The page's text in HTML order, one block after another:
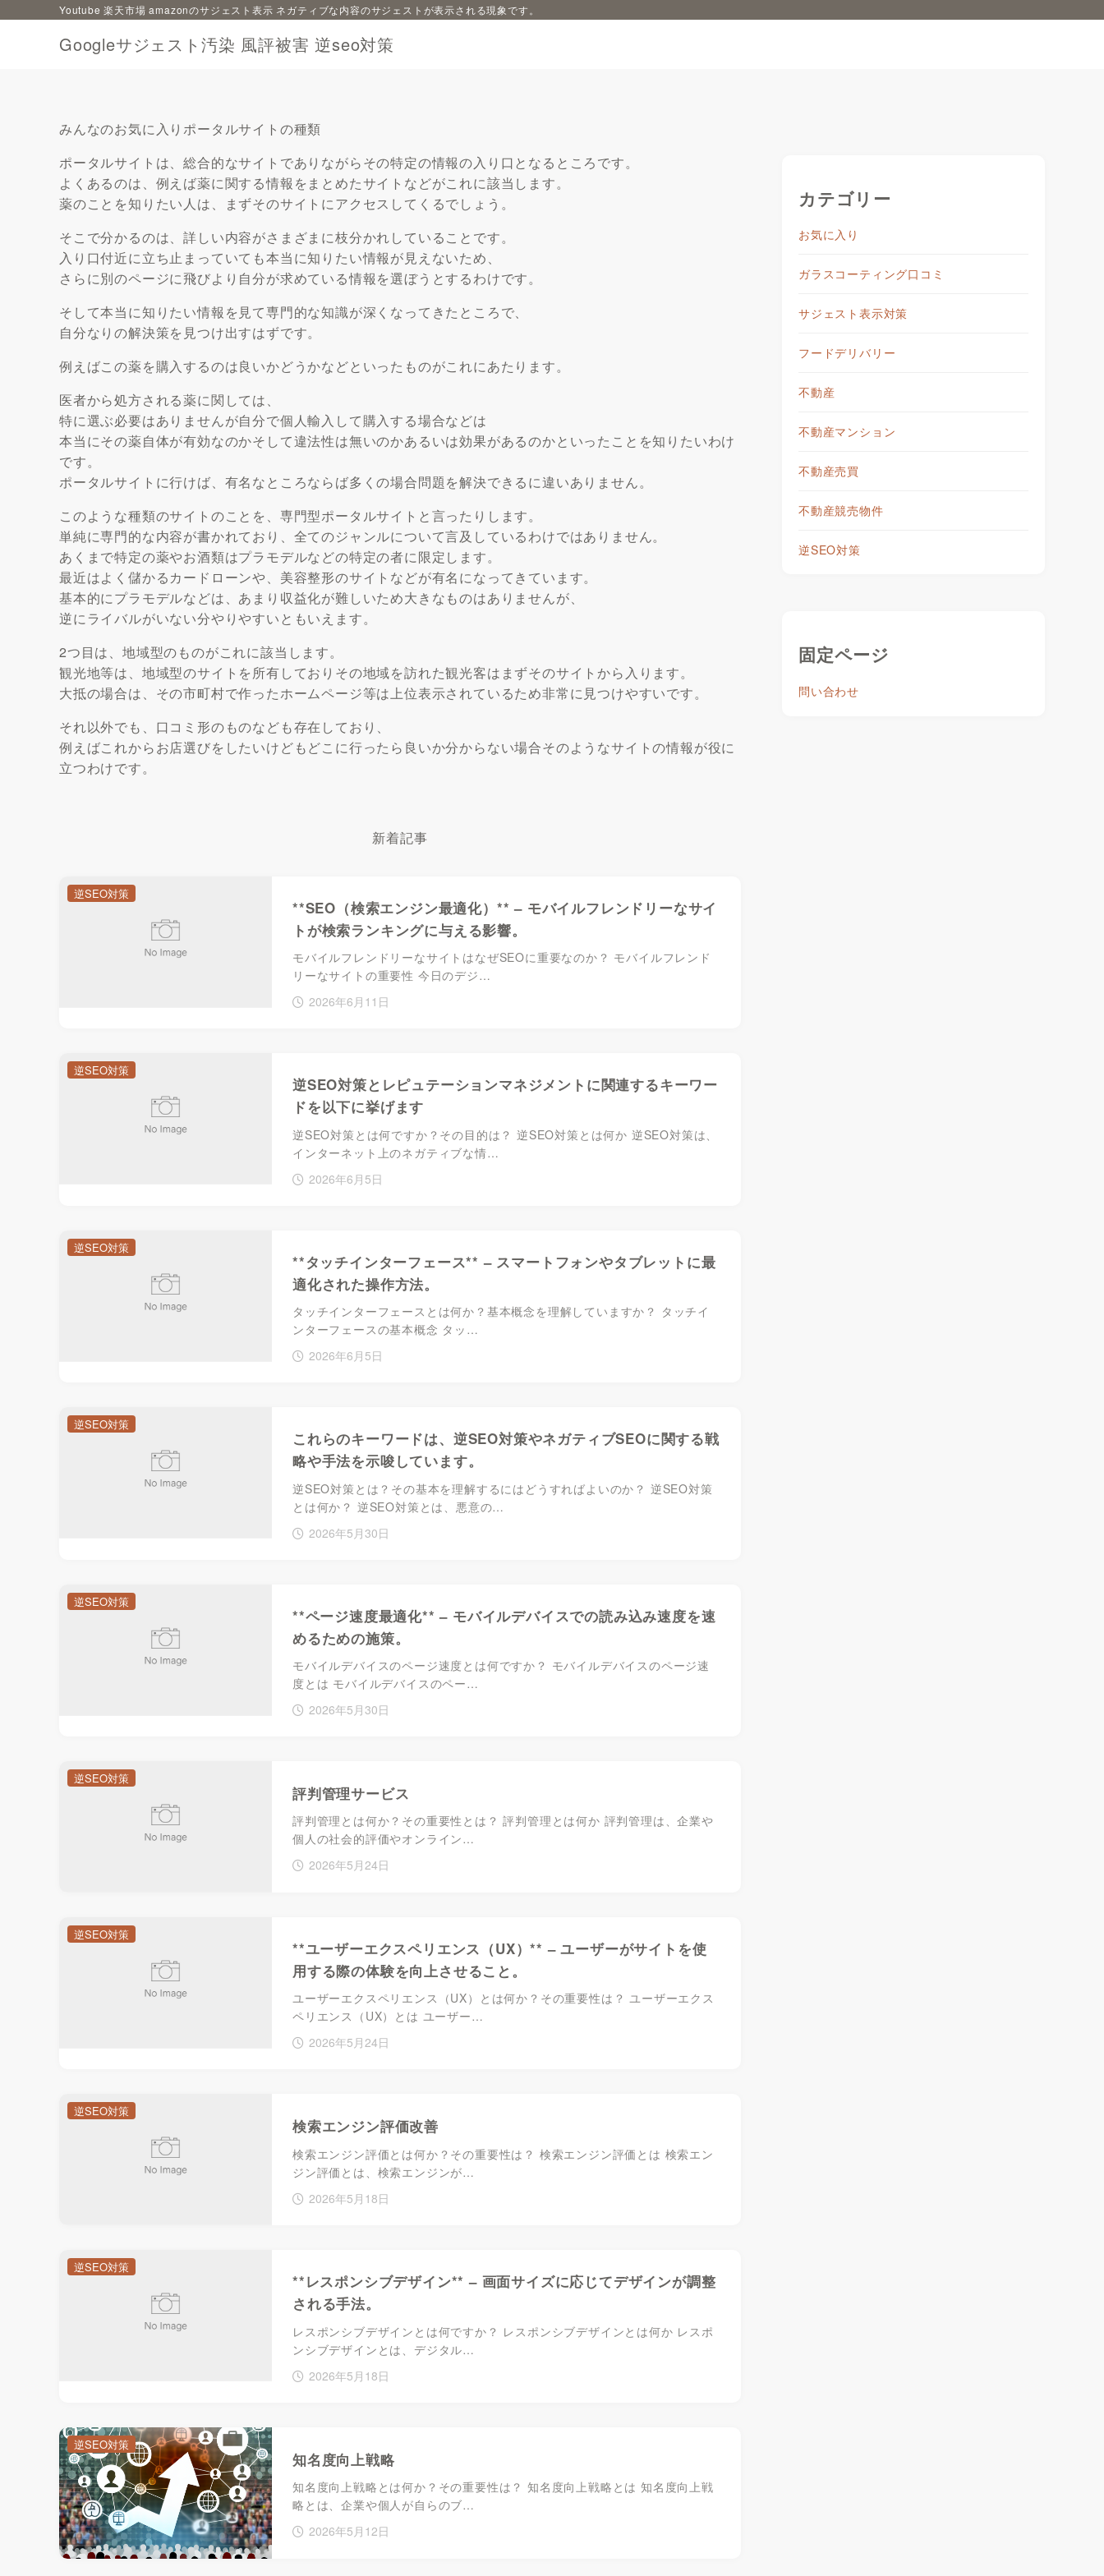
Googleサジェスト汚染 風評被害 逆seo対策
Youtube 楽天市場 amazonのサジェスト表示 ネガティブな内容のサジェストが表示される現象です。
みんなのお気に入りポータルサイトの種類
ポータルサイトは、総合的なサイトでありながらその特定の情報の入り口となるところです。
よくあるのは、例えば薬に関する情報をまとめたサイトなどがこれに該当します。
薬のことを知りたい人は、まずそのサイトにアクセスしてくるでしょう。
そこで分かるのは、詳しい内容がさまざまに枝分かれしていることです。
入り口付近に立ち止まっていても本当に知りたい情報が見えないため、
さらに別のページに飛びより自分が求めている情報を選ぼうとするわけです。
そして本当に知りたい情報を見て専門的な知識が深くなってきたところで、
自分なりの解決策を見つけ出すはずです。
例えばこの薬を購入するのは良いかどうかなどといったものがこれにあたります。
医者から処方される薬に関しては、
特に選ぶ必要はありませんが自分で個人輸入して購入する場合などは
本当にその薬自体が有効なのかそして違法性は無いのかあるいは効果があるのかといったことを知りたいわけ
です。
ポータルサイトに行けば、有名なところならば多くの場合問題を解決できるに違いありません。
このような種類のサイトのことを、専門型ポータルサイトと言ったりします。
単純に専門的な内容が書かれており、全てのジャンルについて言及しているわけではありません。
あくまで特定の薬やお酒類はプラモデルなどの特定の者に限定します。
最近はよく儲かるカードローンや、美容整形のサイトなどが有名になってきています。
基本的にプラモデルなどは、あまり収益化が難しいため大きなものはありませんが、
逆にライバルがいない分やりやすいともいえます。
2つ目は、地域型のものがこれに該当します。
観光地等は、地域型のサイトを所有しておりその地域を訪れた観光客はまずそのサイトから入ります。
大抵の場合は、その市町村で作ったホームページ等は上位表示されているため非常に見つけやすいです。
それ以外でも、口コミ形のものなども存在しており、
例えばこれからお店選びをしたいけどもどこに行ったら良いか分からない場合そのようなサイトの情報が役に
立つわけです。
新着記事
**SEO（検索エンジン最適化）** – モバイルフレンドリーなサイ
トが検索ランキングに与える影響。
モバイルフレンドリーなサイトはなぜSEOに重要なのか？ モバイルフレンド
リーなサイトの重要性 今日のデジ…
2026年6月11日
逆SEO対策
逆SEO対策とレピュテーションマネジメントに関連するキーワー
ドを以下に挙げます
逆SEO対策とは何ですか？その目的は？ 逆SEO対策とは何か 逆SEO対策は、
インターネット上のネガティブな情…
2026年6月5日
逆SEO対策
**タッチインターフェース** – スマートフォンやタブレットに最
適化された操作方法。
タッチインターフェースとは何か？基本概念を理解していますか？ タッチイ
ンターフェースの基本概念 タッ…
2026年6月5日
逆SEO対策
これらのキーワードは、逆SEO対策やネガティブSEOに関する戦
略や手法を示唆しています。
逆SEO対策とは？その基本を理解するにはどうすればよいのか？ 逆SEO対策
とは何か？ 逆SEO対策とは、悪意の…
2026年5月30日
逆SEO対策
**ページ速度最適化** – モバイルデバイスでの読み込み速度を速
めるための施策。
モバイルデバイスのページ速度とは何ですか？ モバイルデバイスのページ速
度とは モバイルデバイスのペー…
2026年5月30日
逆SEO対策
評判管理サービス
評判管理とは何か？その重要性とは？ 評判管理とは何か 評判管理は、企業や
個人の社会的評価やオンライン…
2026年5月24日
逆SEO対策
**ユーザーエクスペリエンス（UX）** – ユーザーがサイトを使
用する際の体験を向上させること。
ユーザーエクスペリエンス（UX）とは何か？その重要性は？ ユーザーエクス
ペリエンス（UX）とは ユーザー…
2026年5月24日
逆SEO対策
検索エンジン評価改善
検索エンジン評価とは何か？その重要性は？ 検索エンジン評価とは 検索エン
ジン評価とは、検索エンジンが…
2026年5月18日
逆SEO対策
**レスポンシブデザイン** – 画面サイズに応じてデザインが調整
される手法。
レスポンシブデザインとは何ですか？ レスポンシブデザインとは何か レスポ
ンシブデザインとは、デジタル…
2026年5月18日
逆SEO対策
知名度向上戦略
知名度向上戦略とは何か？その重要性は？ 知名度向上戦略とは 知名度向上戦
略とは、企業や個人が自らのブ…
2026年5月12日
逆SEO対策
カテゴリー
お気に入り
ガラスコーティング口コミ
サジェスト表示対策
フードデリバリー
不動産
不動産マンション
不動産売買
不動産競売物件
逆SEO対策
固定ページ
問い合わせ